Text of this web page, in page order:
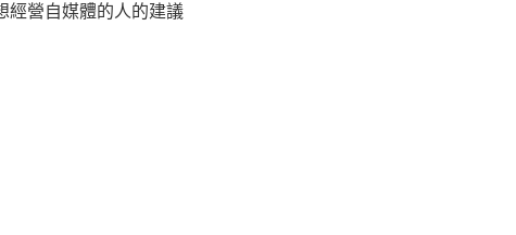
經營自媒體的人的建議